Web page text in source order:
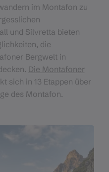
im Montafon zu
und Silvretta bieten
die
Bergwelt in
Die Montafoner
sich in 13 Etappen über
des Montafon.